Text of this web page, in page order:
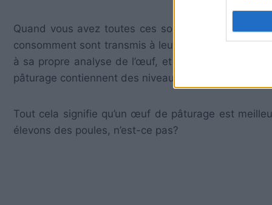
Quand vous avez toutes ces sources intégrées au
consomment sont transmis à leurs œufs et
à sa propre analyse de l’œuf, et une autre étude
pâturage contiennent des niveaux élevés de
Tout cela signifie qu’un œuf de pâturage est
élevons des poules, n’est-ce pas?